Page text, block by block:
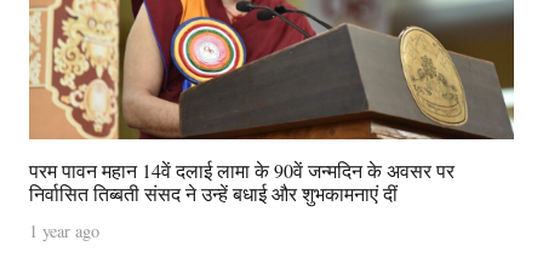
परम पावन महान 14वें दलाई लामा के 90वें जन्मदिन के अवसर पर
निर्वासित तिब्बती संसद ने उन्हें बधाई और शुभकामनाएं दीं
1 year ago